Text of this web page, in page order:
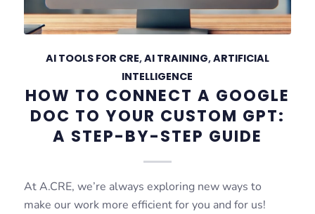
AI TOOLS FOR CRE,AI TRAINING,ARTIFICIAL
INTELLIGENCE
HOW TO CONNECT A GOOGLE
DOC TO YOUR CUSTOM GPT:
A STEP-BY-STEP GUIDE
At A.CRE, we’re always exploring new ways to
make our work more efficient for you and for us!